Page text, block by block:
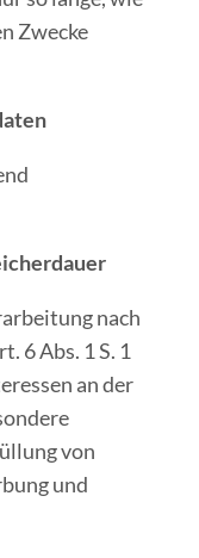
Zwecke
nach
6 Abs. 1 S. 1
an der
von
und